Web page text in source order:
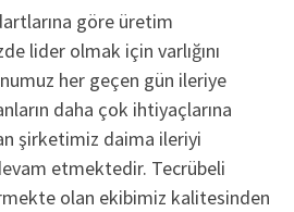
göre üretim
lider olmak için varlığını
her geçen gün ileriye
daha çok ihtiyaçlarına
şirketimiz daima ileriyi
etmektedir. Tecrübeli
olan ekibimiz kalitesinden